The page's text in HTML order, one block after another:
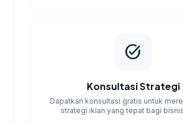
task_alt
Konsultasi Strategi
Dapatkan konsultasi gratis untuk
strategi iklan yang tepat bagi